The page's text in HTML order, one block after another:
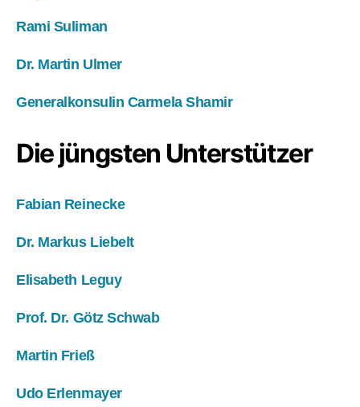
Rami Suliman
Dr. Martin Ulmer
Generalkonsulin Carmela Shamir
Die jüngsten Unterstützer
Fabian Reinecke
Dr. Markus Liebelt
Elisabeth Leguy
Prof. Dr. Götz Schwab
Martin Frieß
Udo Erlenmayer